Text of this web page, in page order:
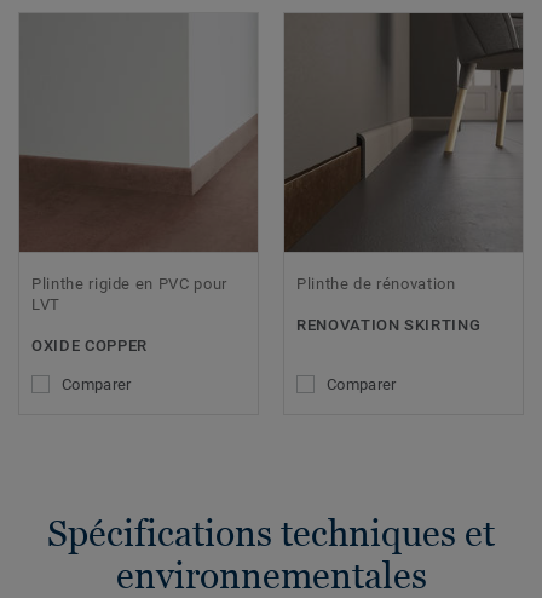
Plinthe rigide en PVC pour
LVT
OXIDE COPPER
Comparer
Plinthe de rénovation
RENOVATION SKIRTING
Comparer
Spécifications techniques et
environnementales